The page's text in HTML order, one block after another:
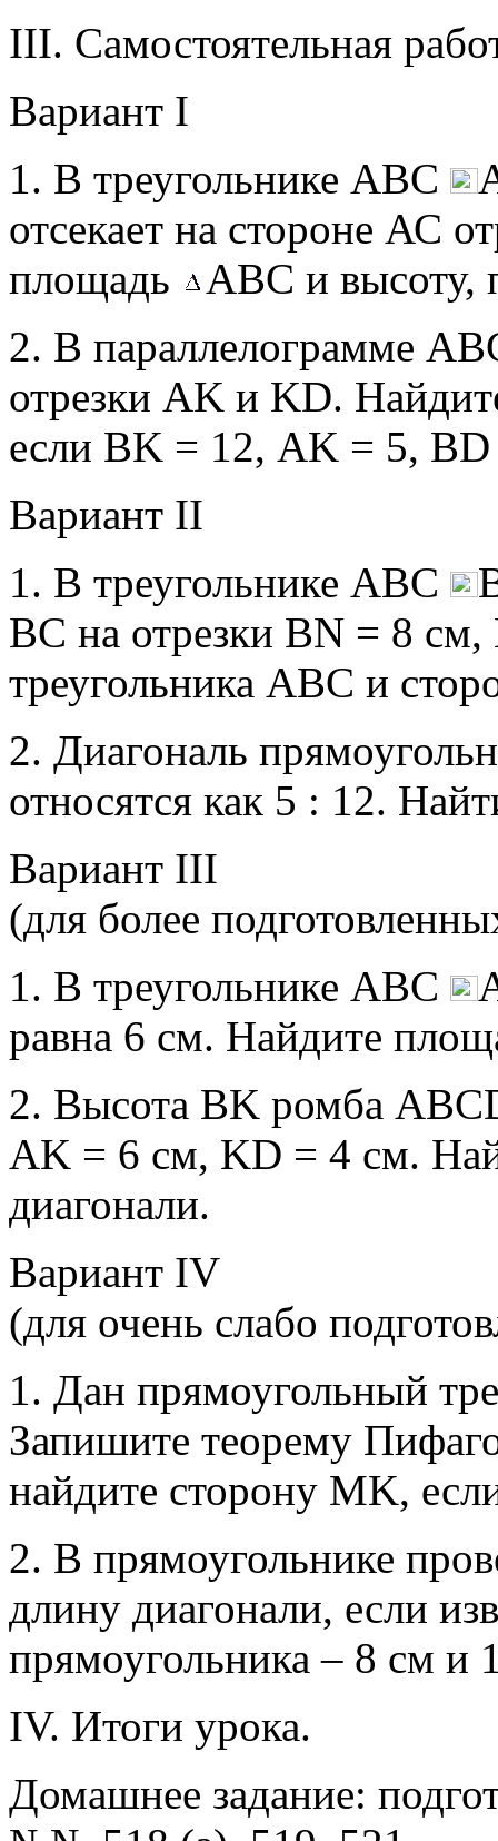
III. Самостоятельная
Вариант I
1. В треугольнике АВС
отсекает на стороне АС
площадь
АВС и высоту,
2. В параллелограмме
отрезки АK и KD.
если ВK = 12, АK = 5, ВD
Вариант II
1. В треугольнике АВС
ВС на отрезки BN = 8
треугольника АВС и
2. Диагональ
относятся как 5 : 12.
Вариант III
(для более
1. В треугольнике АВС
равна 6 см. Найдите
2. Высота ВK ромба
АK = 6 см, KD = 4 см.
диагонали.
Вариант IV
(для очень слабо
1. Дан прямоугольный
Запишите теорему
найдите сторону МK,
2. В прямоугольнике
длину диагонали, если
прямоугольника – 8 см и
IV. Итоги урока.
Домашнее задание: